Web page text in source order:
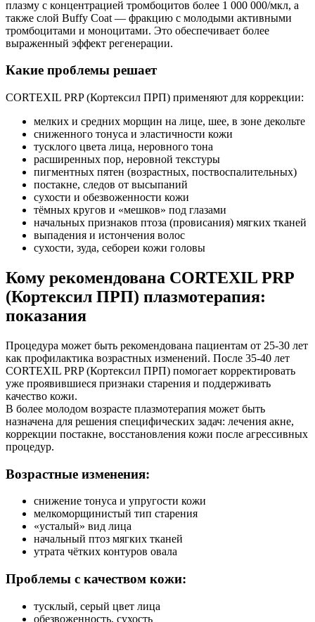
плазму с концентрацией тромбоцитов более 1 000 000/мкл, а
также слой Buffy Coat — фракцию с молодыми активными
тромбоцитами и моноцитами. Это обеспечивает более
выраженный эффект регенерации.
Какие проблемы решает
CORTEXIL PRP (Кортексил ПРП) применяют для коррекции:
мелких и средних морщин на лице, шее, в зоне декольте
сниженного тонуса и эластичности кожи
тусклого цвета лица, неровного тона
расширенных пор, неровной текстуры
пигментных пятен (возрастных, поствоспалительных)
постакне, следов от высыпаний
сухости и обезвоженности кожи
тёмных кругов и «мешков» под глазами
начальных признаков птоза (провисания) мягких тканей
выпадения и истончения волос
сухости, зуда, себореи кожи головы
Кому рекомендована CORTEXIL PRP
(Кортексил ПРП) плазмотерапия:
показания
Процедура может быть рекомендована пациентам от 25-30 лет
как профилактика возрастных изменений. После 35-40 лет
CORTEXIL PRP (Кортексил ПРП) помогает корректировать
уже проявившиеся признаки старения и поддерживать
качество кожи.
В более молодом возрасте плазмотерапия может быть
назначена для решения специфических задач: лечения акне,
коррекции постакне, восстановления кожи после агрессивных
процедур.
Возрастные изменения:
снижение тонуса и упругости кожи
мелкоморщинистый тип старения
«усталый» вид лица
начальный птоз мягких тканей
утрата чётких контуров овала
Проблемы с качеством кожи:
тусклый, серый цвет лица
обезвоженность, сухость